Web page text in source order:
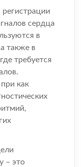
сердца
в
также в
требуется
как
– это